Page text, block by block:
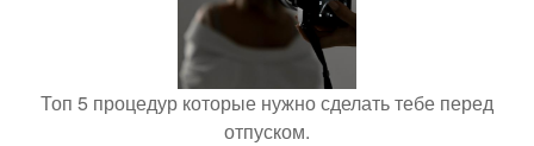
Топ 5 процедур которые нужно сделать тебе перед
отпуском.